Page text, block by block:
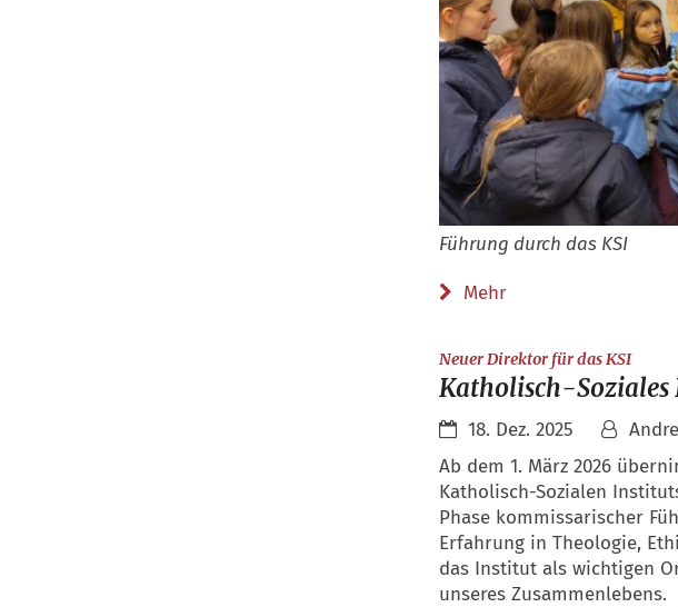
Führung durch das KSI
Mehr
Neuer Direktor für das KSI:
Katholisch-
18. Dez. 2025
Ab dem 1. März 2026
Katholisch-Sozialen
Phase kommissarischer
Erfahrung in Theologie,
das Institut als wichtigen
unseres Zusammenlebens.